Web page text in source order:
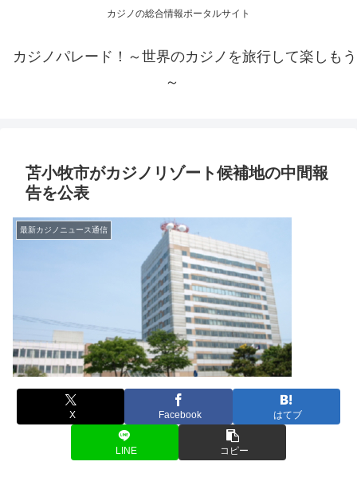
カジノの総合情報ポータルサイト
カジノパレード！～世界のカジノを旅行して楽しもう
～
苫小牧市がカジノリゾート候補地の中間報
告を公表
最新カジノニュース通信
X Facebook はてブ
LINE コピー